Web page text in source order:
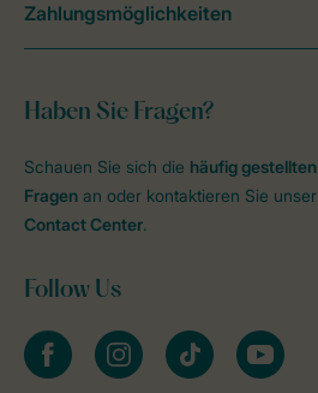
Haben Sie Fragen?
Schauen Sie sich die häufig gestellten
Fragen an oder kontaktieren Sie unser
Contact Center.
Follow Us
facebookinstagramtiktok youtube
Zahlungsmöglichkeiten